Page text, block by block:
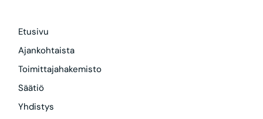
Etusivu
Ajankohtaista
Toimittajahakemisto
Säätiö
Yhdistys